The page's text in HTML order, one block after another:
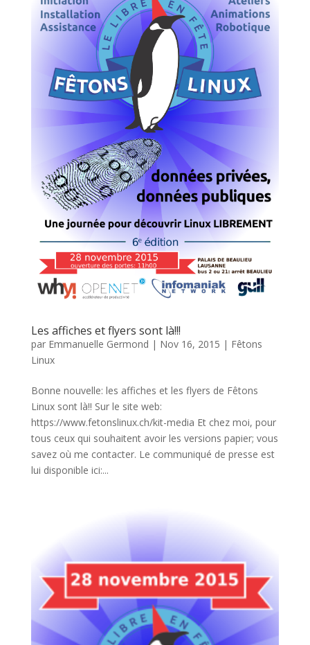
Les affiches et flyers sont là!!!
par Emmanuelle Germond | Nov 16, 2015 | Fêtons
Linux
Bonne nouvelle: les affiches et les flyers de Fêtons
Linux sont là!! Sur le site web:
https://www.fetonslinux.ch/kit-media Et chez moi, pour
tous ceux qui souhaitent avoir les versions papier; vous
savez où me contacter. Le communiqué de presse est
lui disponible ici:...